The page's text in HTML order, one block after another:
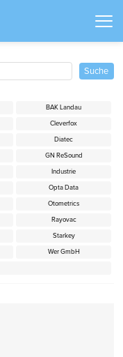
BAK Landau
Cleverfox
Diatec
GN ReSound
Industrie
Opta Data
Otometrics
Rayovac
Starkey
Wer GmbH